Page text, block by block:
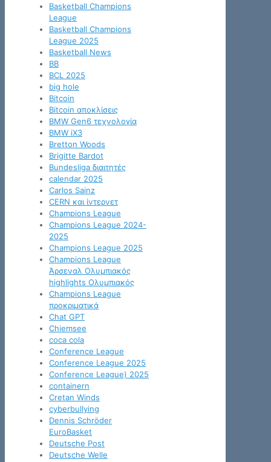
Basketball Champions
League
Basketball Champions
League 2025
Basketball News
BB
BCL 2025
big hole
Bitcoin
Bitcoin αποκλίσεις
BMW Gen6 τεχνολογία
BMW iX3
Bretton Woods
Brigitte Bardot
Bundesliga διαιτητές
calendar 2025
Carlos Sainz
CERN και ίντερνετ
Champions League
Champions League 2024-
2025
Champions League 2025
Champions League
Άρσεναλ Ολυμπιακός
highlights Ολυμπιακός
Champions League
προκριματικά
Chat GPT
Chiemsee
coca cola
Conference League
Conference League 2025
Conference League) 2025
containern
Cretan Winds
cyberbullying
Dennis Schröder
EuroBasket
Deutsche Post
Deutsche Welle